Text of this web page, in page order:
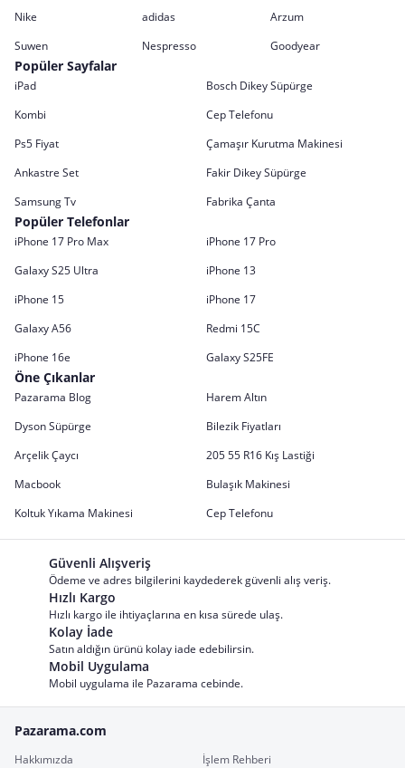
Nike adidas
Arzum
Suwen
Nespresso Goodyear
Popüler Sayfalar
iPad
Bosch Dikey Süpürge
Kombi
Cep Telefonu
Ps5 Fiyat
Çamaşır Kurutma Makinesi
Ankastre Set
Fakir Dikey Süpürge
Samsung Tv
Fabrika Çanta
Popüler Telefonlar
iPhone 17 Pro Max
iPhone 17 Pro
Galaxy S25 Ultra
iPhone 13
iPhone 15
iPhone 17
Galaxy A56
Redmi 15C
iPhone 16e
Galaxy S25FE
Öne Çıkanlar
Pazarama Blog
Harem Altın
Dyson Süpürge
Bilezik Fiyatları
Arçelik Çaycı
205 55 R16 Kış Lastiği
Macbook
Bulaşık Makinesi
Koltuk Yıkama Makinesi
Cep Telefonu
Güvenli Alışveriş
Ödeme ve adres bilgilerini kaydederek güvenli alış veriş.
Hızlı Kargo
Hızlı kargo ile ihtiyaçlarına en kısa sürede ulaş.
Kolay İade
Satın aldığın ürünü kolay iade edebilirsin.
Mobil Uygulama
Mobil uygulama ile Pazarama cebinde.
Pazarama.com
Hakkımızda
İşlem Rehberi